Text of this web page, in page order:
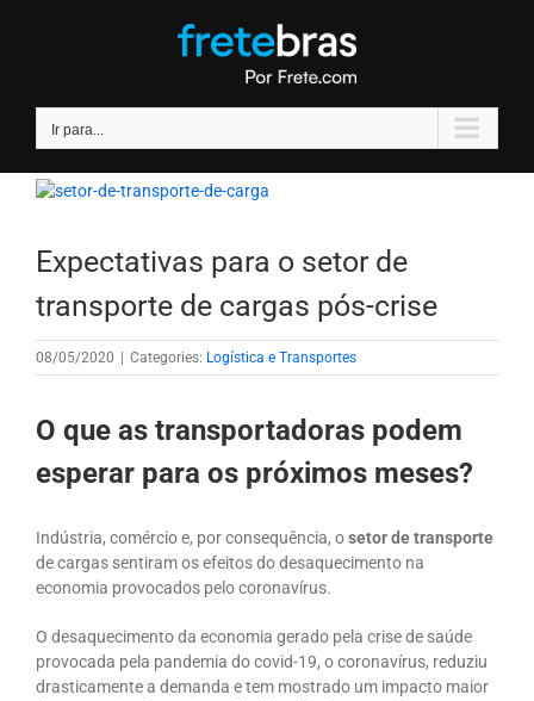
Ir para...
Expectativas para o setor de
transporte de cargas pós-crise
08/05/2020 Categories: Logística e Transportes
O que as transportadoras podem
esperar para os próximos meses?
Indústria, comércio e, por consequência, osetor de transporte
de cargas sentiram os efeitos do desaquecimento na
economia provocados pelo coronavírus.
O desaquecimento da economia gerado pela crise de saúde
provocada pela pandemia do covid-19, o coronavírus, reduziu
drasticamente a demanda e tem mostrado um impacto maior